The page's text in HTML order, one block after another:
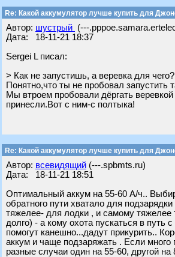
Re: Какой аккумулятор лучше купить для
Автор: шустрый (---
Дата: 18-11-21 18:37
Sergei L писал:
> Как не запустишь, а веревка для чего?
Понятно,что ты не пробовал запустить
Мы втроем пробовали дёргать
принесли.Вот с ним-с полтыка!
Re: Какой аккумулятор лучше купить для
Автор: всевидящий (---.spbmts.ru)
Дата: 18-11-21 18:51
Оптимальный аккум на 55-60 А/ч..
обратного пути хватало для
тяжелее- для лодки , и самому тяжелее
долго) - а кому охота пускаться в путь
помогут канешно...дадут прикурить..
аккум и чаще подзаряжать . Если много
разные случаи один на 55-60, другой на